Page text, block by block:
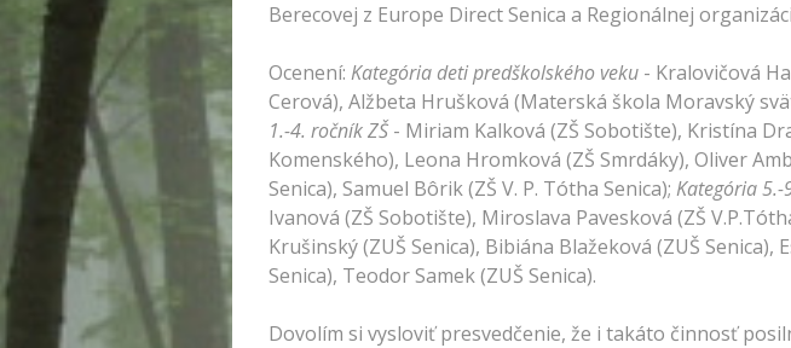
Berecovej z Europe Direct Senica a Regionálnej
Ocenení: Kategória deti predškolského veku - Kralovičová
Cerová), Alžbeta Hrušková (Materská škola Moravský
1.-4. ročník ZŠ - Miriam Kalková (ZŠ Sobotište), Kristína
Komenského), Leona Hromková (ZŠ Smrdáky), Oliver
Senica), Samuel Bôrik (ZŠ V. P. Tótha Senica); Kategória 5.-
Ivanová (ZŠ Sobotište), Miroslava Pavesková (ZŠ
Krušinský (ZUŠ Senica), Bibiána Blažeková (ZUŠ
Senica), Teodor Samek (ZUŠ Senica).
Dovolím si vysloviť presvedčenie, že i takáto činnosť